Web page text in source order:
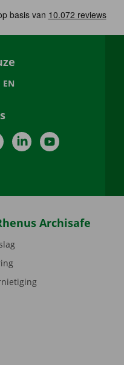
EN
InstagramLinkedInYouTube
Archisafe